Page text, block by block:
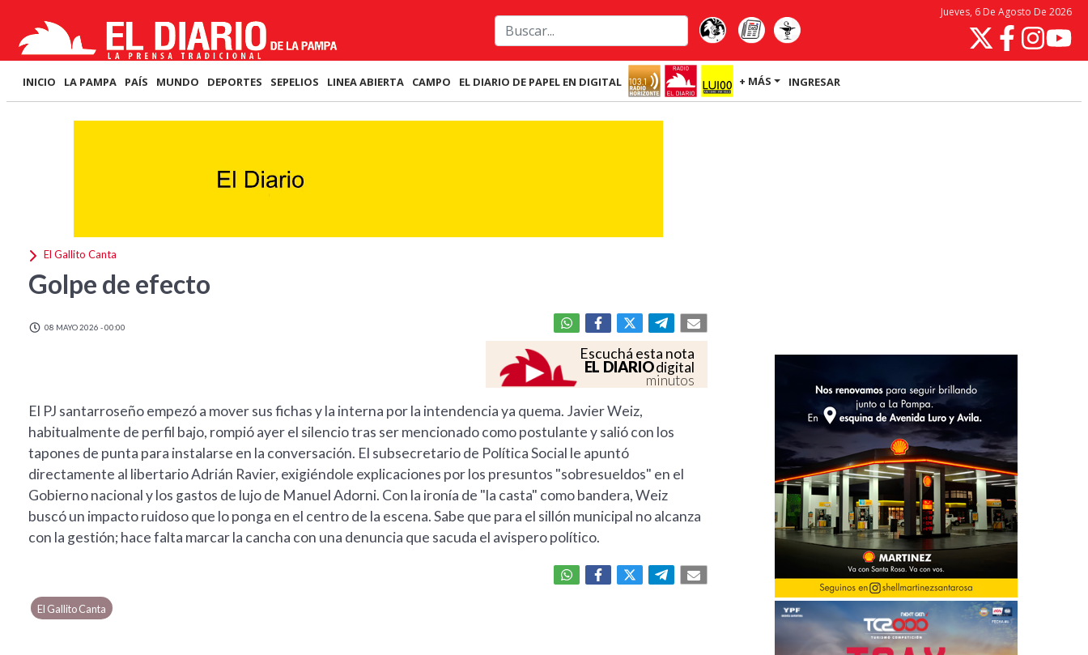
Jueves, 6 De Agosto De 2026
INICIO LA PAMPA PAÍS MUNDO DEPORTES SEPELIOS LINEA ABIERTA CAMPO EL DIARIO DE PAPEL EN DIGITAL + MÁS INGRESAR
El Gallito Canta
Golpe de efecto
08 MAYO 2026 - 00:00
Escuchá esta nota
EL DIARIOdigital
minutos
El PJ santarroseño empezó a mover sus fichas y la interna por la intendencia ya quema. Javier Weiz,
habitualmente de perfil bajo, rompió ayer el silencio tras ser mencionado como postulante y salió con los
tapones de punta para instalarse en la conversación. El subsecretario de Política Social le apuntó
directamente al libertario Adrián Ravier, exigiéndole explicaciones por los presuntos "sobresueldos" en el
Gobierno nacional y los gastos de lujo de Manuel Adorni. Con la ironía de "la casta" como bandera, Weiz
buscó un impacto ruidoso que lo ponga en el centro de la escena. Sabe que para el sillón municipal no alcanza
con la gestión; hace falta marcar la cancha con una denuncia que sacuda el avispero político.
El Gallito Canta